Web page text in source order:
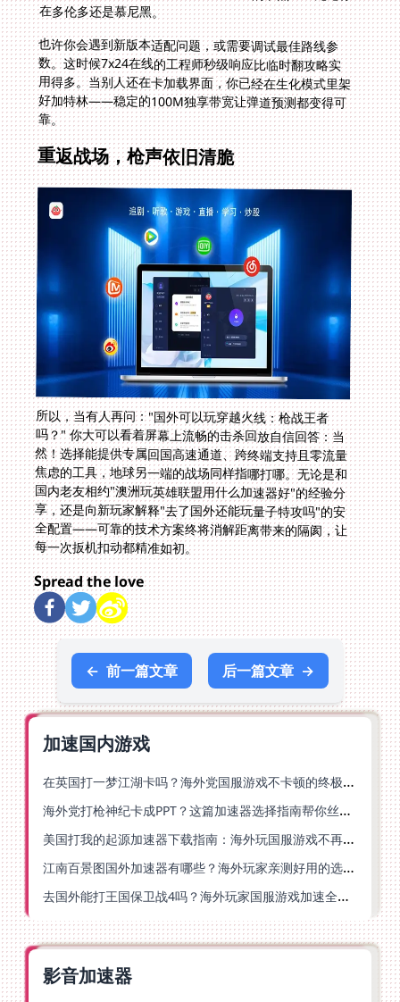
在多伦多还是慕尼黑。
也许你会遇到新版本适配问题，或需要调试最佳路线参
数。这时候7x24在线的工程师秒级响应比临时翻攻略实
用得多。当别人还在卡加载界面，你已经在生化模式里架
好加特林——稳定的100M独享带宽让弹道预测都变得可
靠。
重返战场，枪声依旧清脆
所以，当有人再问："国外可以玩穿越火线：枪战王者
吗？" 你大可以看着屏幕上流畅的击杀回放自信回答：当
然！选择能提供专属回国高速通道、跨终端支持且零流量
焦虑的工具，地球另一端的战场同样指哪打哪。无论是和
国内老友相约"澳洲玩英雄联盟用什么加速器好"的经验分
享，还是向新玩家解释"去了国外还能玩量子特攻吗"的安
全配置——可靠的技术方案终将消解距离带来的隔阂，让
每一次扳机扣动都精准如初。
Spread the love
← 前一篇文章 后一篇文章 →
加速国内游戏
在英国打一梦江湖卡吗？海外党国服游戏不卡顿的终极解法
海外党打枪神纪卡成PPT？这篇加速器选择指南帮你丝滑上分
美国打我的起源加速器下载指南：海外玩国服游戏不再卡的终极方案
江南百景图国外加速器有哪些？海外玩家亲测好用的选择与避坑指南
去国外能打王国保卫战4吗？海外玩家国服游戏加速全攻略（附公主连结幻想江湖实测）
影音加速器